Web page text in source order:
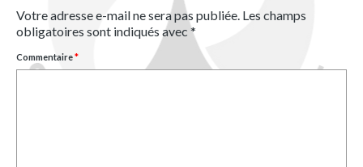
Votre adresse e-mail ne sera pas publiée. Les champs
obligatoires sont indiqués avec *
Commentaire*